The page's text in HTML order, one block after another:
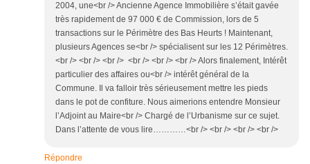
2004, une<br /> Ancienne Agence Immobilière s’était gavée
très rapidement de 97 000 € de Commission, lors de 5
transactions sur le Périmètre des Bas Heurts ! Maintenant,
plusieurs Agences se<br /> spécialisent sur les 12 Périmètres.
<br /> <br /> <br /> <br /> <br /> <br /> Alors finalement, Intérêt
particulier des affaires ou<br /> intérêt général de la
Commune. Il va falloir très sérieusement mettre les pieds
dans le pot de confiture. Nous aimerions entendre Monsieur
l’Adjoint au Maire<br /> Chargé de l’Urbanisme sur ce sujet.
Dans l’attente de vous lire…………<br /> <br /> <br /> <br />
Répondre